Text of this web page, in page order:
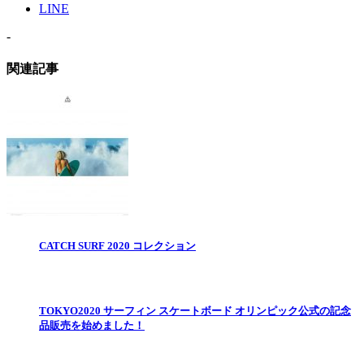
LINE
-
関連記事
CATCH SURF 2020 コレクション
TOKYO2020 サーフィン スケートボード オリンピック公式の記念
品販売を始めました！